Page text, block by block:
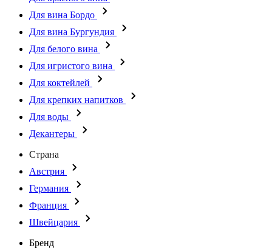
Для вина Бордо
Для вина Бургундия
Для белого вина
Для игристого вина
Для коктейлей
Для крепких напитков
Для воды
Декантеры
Страна
Австрия
Германия
Франция
Швейцария
Бренд